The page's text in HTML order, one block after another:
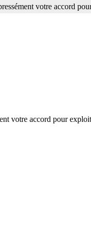
votre accord pour
votre accord